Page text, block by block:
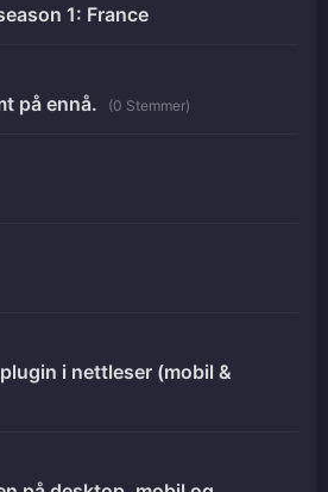
1: France
på ennå.
(0 Stemmer)
i nettleser (mobil &